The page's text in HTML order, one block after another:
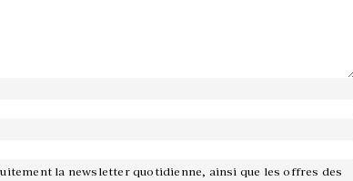
la newsletter quotidienne, ainsi que les offres des